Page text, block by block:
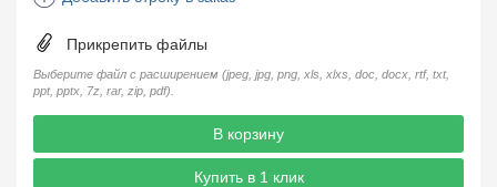
Пламегаситель
Flame Arrester
73
Заказать в 1 клик
Прикрепить файлы
Выберите файл с расширением (jpeg, jpg, png, xls, xlxs, doc, docx, rtf, txt,
ppt, pptx, 7z, rar, zip, pdf).
В корзину
Купить в 1 клик